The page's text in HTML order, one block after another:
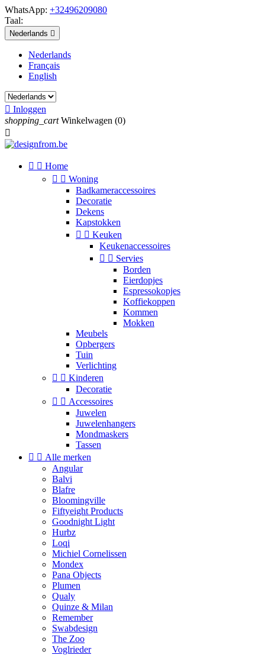
WhatsApp: +32496209080
Taal:
Nederlands 
Nederlands
Français
English
 Inloggen
shopping_cart Winkelwagen (0)

  Home
  Woning
Badkameraccessoires
Decoratie
Dekens
Kapstokken
  Keuken
Keukenaccessoires
  Servies
Borden
Eierdopjes
Espressokopjes
Koffiekoppen
Kommen
Mokken
Meubels
Opbergers
Tuin
Verlichting
  Kinderen
Decoratie
  Accessoires
Juwelen
Juwelenhangers
Mondmaskers
Tassen
  Alle merken
Angular
Balvi
Blafre
Bloomingville
Fiftyeight Products
Goodnight Light
Hurbz
Loqi
Michiel Cornelissen
Mondex
Pana Objects
Plumen
Qualy
Quinze & Milan
Remember
Swabdesign
The Zoo
Voglrieder